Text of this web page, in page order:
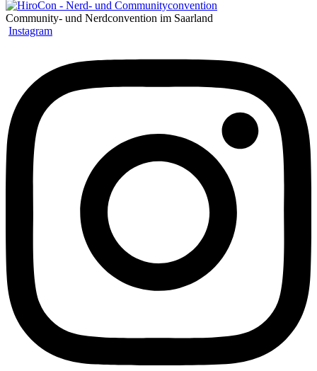
Community- und Nerdconvention im Saarland
Instagram